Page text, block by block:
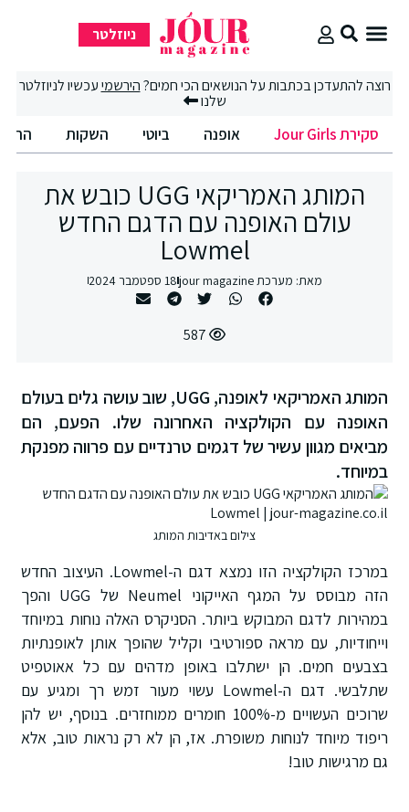
ניוזלטר
רוצה להתעדכן בכתבות על הנושאים הכי חמים?הירשמיעכשיו לניוזלטר
שלנו
סקירת Jour Girls אופנה ביוטי השקות החיים
המותג האמריקאי UGG כובש את
עולם האופנה עם הדגם החדש
Lowmel
מאת:מערכת jour magazine 18 ספטמבר 2024
587
המותג האמריקאי לאופנה, UGG, שוב עושה גלים בעולם
האופנה עם הקולקציה האחרונה שלו. הפעם, הם
מביאים מגוון עשיר של דגמים טרנדיים עם פרווה מפנקת
במיוחד.
צילום באדיבות המותג
במרכז הקולקציה הזו נמצא דגם ה-Lowmel. העיצוב החדש
הזה מבוסס על המגף האייקוני Neumel של UGG והפך
במהירות לדגם המבוקש ביותר. הסניקרס האלה נוחות במיוחד
וייחודיות, עם מראה ספורטיבי וקליל שהופך אותן לאופנתיות
בצבעים חמים. הן ישתלבו באופן מדהים עם כל אאוטפיט
שתלבשי.
דגם ה-Lowmel עשוי מעור זמש רך ומגיע עם
שרוכים העשויים מ-100% חומרים ממוחזרים. בנוסף, יש להן
ריפוד מיוחד לנוחות משופרת. אז, הן לא רק נראות טוב, אלא
גם מרגישות טוב!